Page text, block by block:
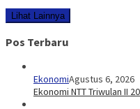
Lihat Lainnya
Pos Terbaru
EkonomiAgustus 6, 2026
Ekonomi NTT Triwulan II